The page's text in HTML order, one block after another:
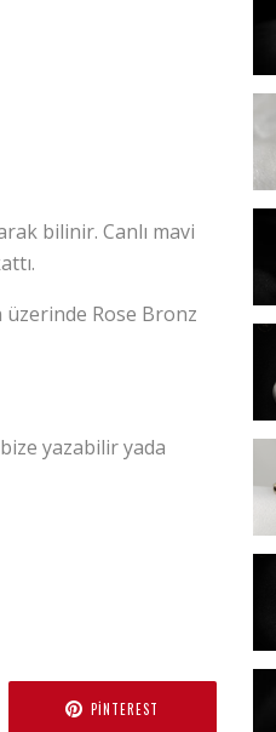
bilinir. Canlı mavi
Rose Bronz
yazabilir yada
PINTEREST